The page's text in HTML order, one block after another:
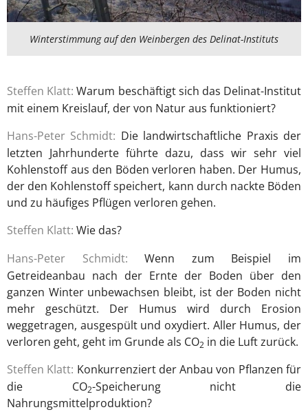
Winterstimmung auf den Weinbergen des Delinat-Instituts
Steffen Klatt: Warum beschäftigt sich das Delinat-Institut
mit einem Kreislauf, der von Natur aus funktioniert?
Hans-Peter Schmidt: Die landwirtschaftliche Praxis der
letzten Jahrhunderte führte dazu, dass wir sehr viel
Kohlenstoff aus den Böden verloren haben. Der Humus,
der den Kohlenstoff speichert, kann durch nackte Böden
und zu häufiges Pflügen verloren gehen.
Steffen Klatt: Wie das?
Hans-Peter Schmidt: Wenn zum Beispiel im
Getreideanbau nach der Ernte der Boden über den
ganzen Winter unbewachsen bleibt, ist der Boden nicht
mehr geschützt. Der Humus wird durch Erosion
weggetragen, ausgespült und oxydiert. Aller Humus, der
verloren geht, geht im Grunde als CO2 in die Luft zurück.
Steffen Klatt: Konkurrenziert der Anbau von Pflanzen für
die CO2-Speicherung nicht die
Nahrungsmittelproduktion?